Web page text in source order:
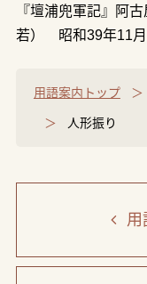
『壇浦兜軍記』阿
若） 昭和39年11
用語案内トップ
人形振り
用